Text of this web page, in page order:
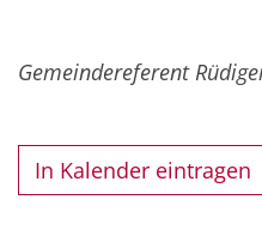
Gemeindereferent
In Kalender eintragen